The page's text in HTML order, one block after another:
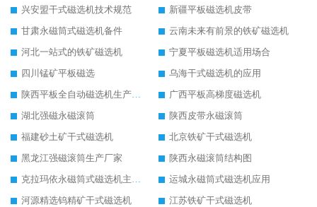
兴安盟干式磁选机技术规范
新疆平板磁选机皮带
甘肃永磁筒式磁选机备件
云南未来有前景的铁矿磁选机
河北一站式的铁矿磁选机
宁夏平板磁选机适用场合
四川锰矿平板磁选
乌海干式磁选机的应用
陕西平板全自动磁选机生产厂家
广西平板高梯度磁选机
湖北强磁永磁滚筒
陕西皮带永磁滚筒
福建砂土矿干式磁选机
北京铁矿干式磁选机
黑龙江强磁滚筒生产厂家
陕西永磁滚筒结构图
克拉玛依永磁筒式磁选机主要技术参数
运城永磁筒式磁选机应用
河源精选钨精矿干式磁选机
江苏铁矿干式磁选机